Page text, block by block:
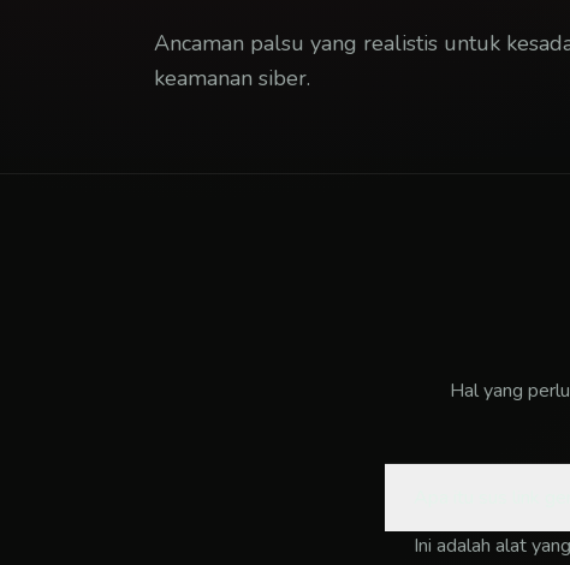
Ancaman palsu yang realistis untuk
keamanan siber.
Hal yang
Ini adalah alat